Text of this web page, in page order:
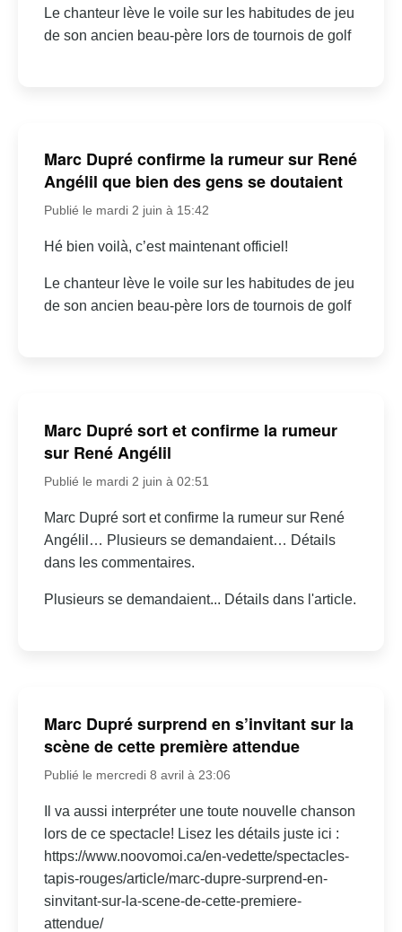
Le chanteur lève le voile sur les habitudes de jeu
de son ancien beau-père lors de tournois de golf
Marc Dupré confirme la rumeur sur René
Angélil que bien des gens se doutaient
Publié le mardi 2 juin à 15:42
Hé bien voilà, c’est maintenant officiel!
Le chanteur lève le voile sur les habitudes de jeu
de son ancien beau-père lors de tournois de golf
Marc Dupré sort et confirme la rumeur
sur René Angélil
Publié le mardi 2 juin à 02:51
Marc Dupré sort et confirme la rumeur sur René
Angélil… Plusieurs se demandaient… Détails
dans les commentaires.
Plusieurs se demandaient... Détails dans l'article.
Marc Dupré surprend en s’invitant sur la
scène de cette première attendue
Publié le mercredi 8 avril à 23:06
Il va aussi interpréter une toute nouvelle chanson
lors de ce spectacle! Lisez les détails juste ici :
https://www.noovomoi.ca/en-vedette/spectacles-
tapis-rouges/article/marc-dupre-surprend-en-
sinvitant-sur-la-scene-de-cette-premiere-
attendue/